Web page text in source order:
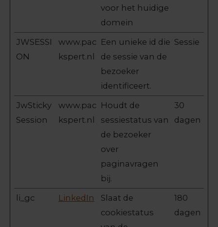
voor het huidige
domein
JWSESSI
ON
www.pac
kspert.nl
Een unieke id die
de sessie van de
bezoeker
identificeert.
Sessie
JwSticky
Session
www.pac
kspert.nl
Houdt de
sessiestatus van
de bezoeker
over
paginavragen
bij.
30
dagen
li_gc LinkedIn
Slaat de
cookiestatus
180
dagen